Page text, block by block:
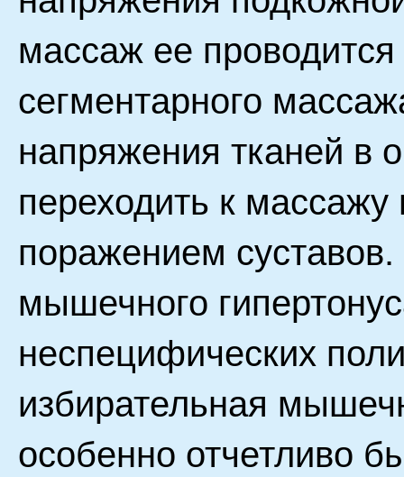
массаж ее
сегментарного
напряжения тканей в
переходить к
поражением
мышечного
неспецифических
избирательная
особенно отчетливо